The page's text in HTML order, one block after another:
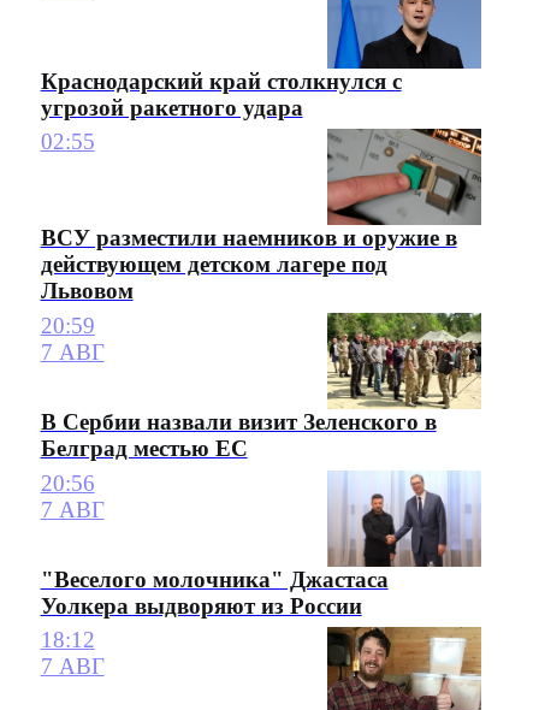
Краснодарский край столкнулся с
угрозой ракетного удара
02:55
ВСУ разместили наемников и оружие в
действующем детском лагере под
Львовом
20:59
7 АВГ
В Сербии назвали визит Зеленского в
Белград местью ЕС
20:56
7 АВГ
"Веселого молочника" Джастаса
Уолкера выдворяют из России
18:12
7 АВГ